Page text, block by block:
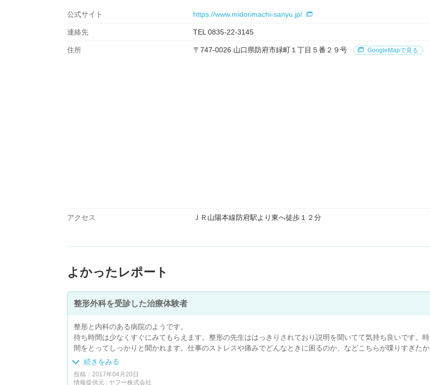
公式サイト https://www.midorimachi-sanyu.jp/
連絡先 TEL 0835-22-3145
住所 〒747-0026 山口県防府市緑町１丁目５番２９号 GoogleMapで見る
アクセス ＪＲ山陽本線防府駅より東へ徒歩１２分
よかったレポート
整形外科を受診した治療体験者
整形と内科のある病院のようです。
待ち時間は少なくすぐにみてもらえます。整形の先生ははっきりされており説明を聞いてて気持ち良いです。時
間をとってしっかりと聞かれます。仕事のストレスや痛みでどんなときに困るのか、などこちらが喋りすぎたか
なーと思うくらいです。
を聞くという仕事してる身にはとても大変でした。すぐに撮影してくれるなら大変ありがたいですね。
続きをみる
投稿：2017年04月20日
情報提供元 : ヤフー株式会社